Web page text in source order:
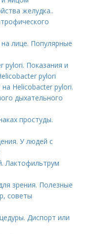
желудка..
лице. Популярные
pylori. Показания и
pylori
Helicobacter pylori.
дыхательного
простуды.
У людей с
Лактофильтрум
зрения. Полезные
советы
Диспорт или